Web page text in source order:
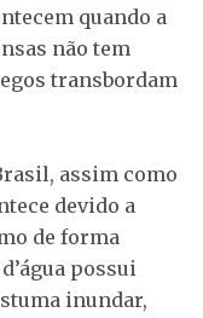
quando a
não tem
transbordam
assim como
devido a
de forma
possui
inundar,